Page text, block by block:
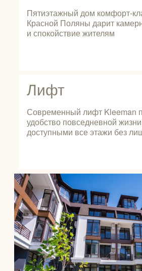
Лифт
Современный лифт Kleeman
удобство повседневной
доступными все этажи без
Пятиэтажный дом комфорт-
Красной Поляны дарит
и спокойствие жителям